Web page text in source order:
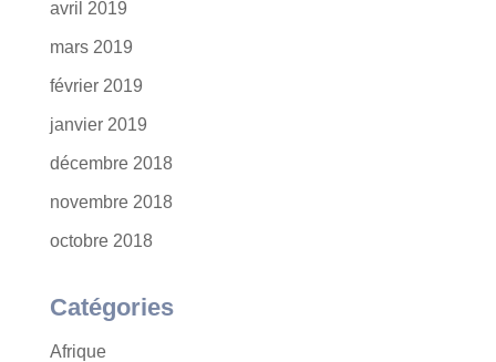
avril 2019
mars 2019
février 2019
janvier 2019
décembre 2018
novembre 2018
octobre 2018
Catégories
Afrique